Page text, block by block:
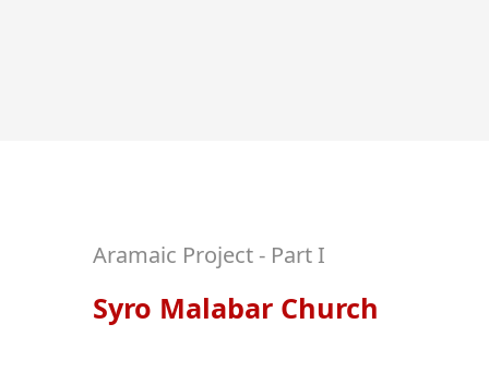
Aramaic Project - Part I
Syro Malabar Church